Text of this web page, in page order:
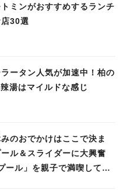
トミンがおすすめするランチ
30選
ラータン人気が加速中！柏の
湯はマイルドな感じ
みのおでかけはここで決ま
ル＆スライダーに大興奮
ール」を親子で満喫してき